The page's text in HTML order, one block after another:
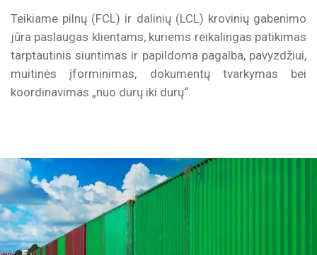
Teikiame pilnų (FCL) ir dalinių (LCL) krovinių gabenimo
jūra paslaugas klientams, kuriems reikalingas patikimas
tarptautinis siuntimas ir papildoma pagalba, pavyzdžiui,
muitinės įforminimas, dokumentų tvarkymas bei
koordinavimas „nuo durų iki durų“.